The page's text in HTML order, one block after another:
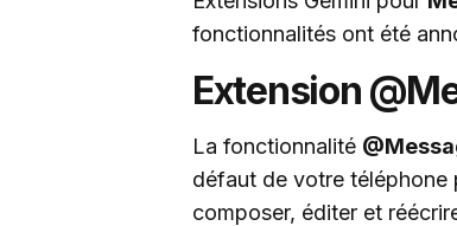
fonctionnalités ont été
Extension
La fonctionnalité
défaut de votre téléphone
composer, éditer et